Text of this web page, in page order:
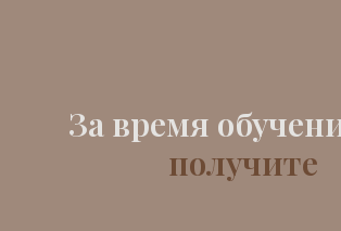
За время
получите